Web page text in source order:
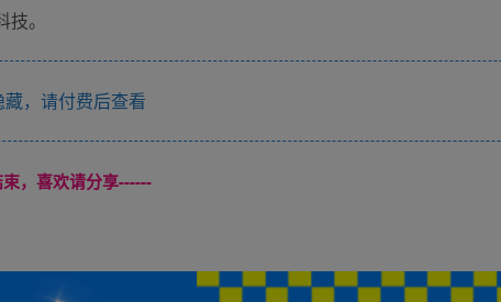
。
，请付费后查看
，喜欢请分享------